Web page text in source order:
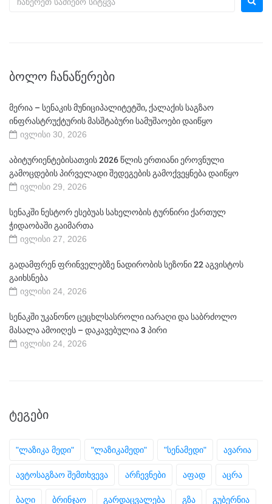
ᲑᲝᲚᲝ ᲩᲐᲜᲐᲬᲔᲠᲔᲑᲘ
მერია – სენაკის მუნიციპალიტეტში, ქალაქის საგზაო
ინფრასტრუქტურის მასშტაბური სამუშაოები დაიწყო
ივლისი 30, 2026
აბიტურიენტებისათვის 2026 წლის ერთიანი ეროვნული
გამოცდების პირველადი შედეგების გამოქვეყნება დაიწყო
ივლისი 29, 2026
სენაკში ნესტორ ესებუას სახელობის ტურნირი ქართულ
ჭიდაობაში გაიმართა
ივლისი 27, 2026
გადამფრენ ფრინველებზე ნადირობის სეზონი 22 აგვისტოს
გაიხსნება
ივლისი 24, 2026
სენაკში უკანონო ცეცხლსასროლი იარაღი და საბრძოლო
მასალა ამოიღეს – დაკავებულია 3 პირი
ივლისი 24, 2026
ᲢᲔᲒᲔᲑᲘ
"ლაზიკა მედი" "ლაზიკამედი" "სენამედი" ავარია
ავტოსაგზაო შემთხვევა არჩევნები აფად აცრა
ბაღი ბრინჯაო გარდაცვალება გზა გუბერნია